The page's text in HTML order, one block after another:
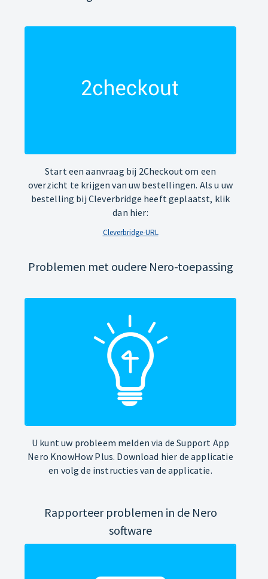
Start een aanvraag bij 2Checkout om een
overzicht te krijgen van uw bestellingen. Als u uw
bestelling bij Cleverbridge heeft geplaatst, klik
dan hier:
Cleverbridge-URL
Problemen met oudere Nero-toepassing
U kunt uw probleem melden via de Support App
Nero KnowHow Plus. Download hier de applicatie
en volg de instructies van de applicatie.
Rapporteer problemen in de Nero
software